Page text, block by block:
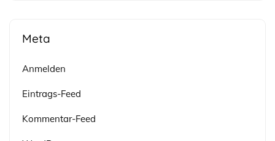
Meta
Anmelden
Eintrags-Feed
Kommentar-Feed